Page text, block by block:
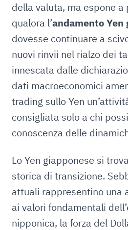
della valuta, ma espone
qualora l’andamento Yen
dovesse continuare a
nuovi rinvii nel rialzo dei
innescata dalle
dati macroeconomici
trading sullo Yen
consigliata solo a chi
conoscenza delle
Lo Yen giapponese si
storica di transizione.
attuali rappresentino una
ai valori fondamentali
nipponica, la forza del